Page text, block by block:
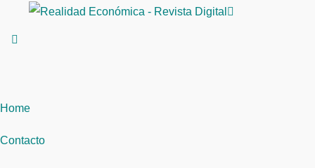
Home
Contacto